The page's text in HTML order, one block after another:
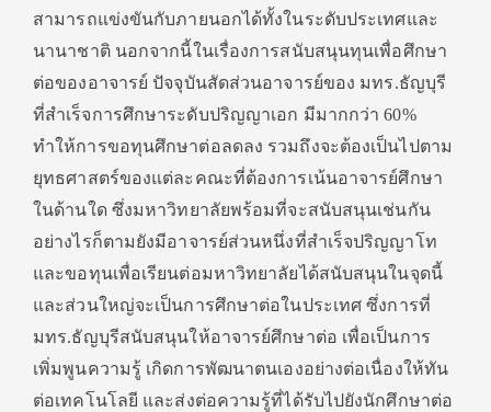
สามารถแข่งขันกับภายนอกได้ทั้งในระดับประเทศและ
นานาชาติ นอกจากนี้ในเรื่องการสนับสนุนทุนเพื่อศึกษา
ต่อของอาจารย์ ปัจจุบันสัดส่วนอาจารย์ของ มทร.ธัญบุรี
ที่สำเร็จการศึกษาระดับปริญญาเอก มีมากกว่า 60%
ทำให้การขอทุนศึกษาต่อลดลง รวมถึงจะต้องเป็นไปตาม
ยุทธศาสตร์ของแต่ละคณะที่ต้องการเน้นอาจารย์ศึกษา
ในด้านใด ซึ่งมหาวิทยาลัยพร้อมที่จะสนับสนุนเช่นกัน
อย่างไรก็ตามยังมีอาจารย์ส่วนหนึ่งที่สำเร็จปริญญาโท
และขอทุนเพื่อเรียนต่อมหาวิทยาลัยได้สนับสนุนในจุดนี้
และส่วนใหญ่จะเป็นการศึกษาต่อในประเทศ ซึ่งการที่
มทร.ธัญบุรีสนับสนุนให้อาจารย์ศึกษาต่อ เพื่อเป็นการ
เพิ่มพูนความรู้ เกิดการพัฒนาตนเองอย่างต่อเนื่องให้ทัน
ต่อเทคโนโลยี และส่งต่อความรู้ที่ได้รับไปยังนักศึกษาต่อ